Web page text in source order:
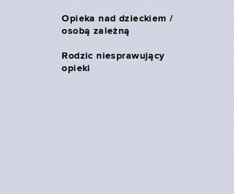
Opieka nad dzieckiem /
osobą zależną
Rodzic niesprawujący
opieki